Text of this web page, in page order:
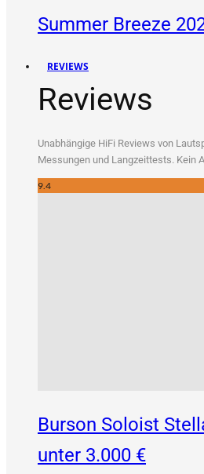
Summer Breeze
REVIEWS
Reviews
Unab­hän­gi­ge HiFi Reviews von
Mes­sun­gen und Lang­zeit­tests. Kein
9.4
Burson Soloist
unter 3.000 €